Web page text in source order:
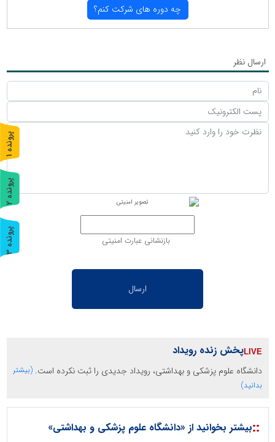
چه دوره های شركت كنم؟
ارسال نظر
بازنشانی عبارت امنیتی
پخش زنده رویداد
دانشگاه علوم پزشکی و بهداشتی، رویداد جدیدی را ثبت نکرده است. (بیشتر
بدانید)
::بیشتر بخوانید از «دانشگاه علوم پزشکی و بهداشتی»
پ
ر
و
ن
د
ه
1
پ
ر
و
ن
د
ه
2
پ
ر
و
ن
د
ه
3